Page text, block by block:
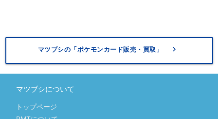
マツブシの「ポケモンカード販売・買取」 keyboard_arrow_right
マツブシについて
トップページ